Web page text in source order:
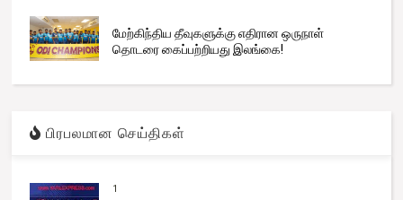
மேற்கிந்திய தீவுகளுக்கு எதிரான ஒருநாள்
தொடரை கைப்பற்றியது இலங்கை!
பிரபலமான செய்திகள்
1